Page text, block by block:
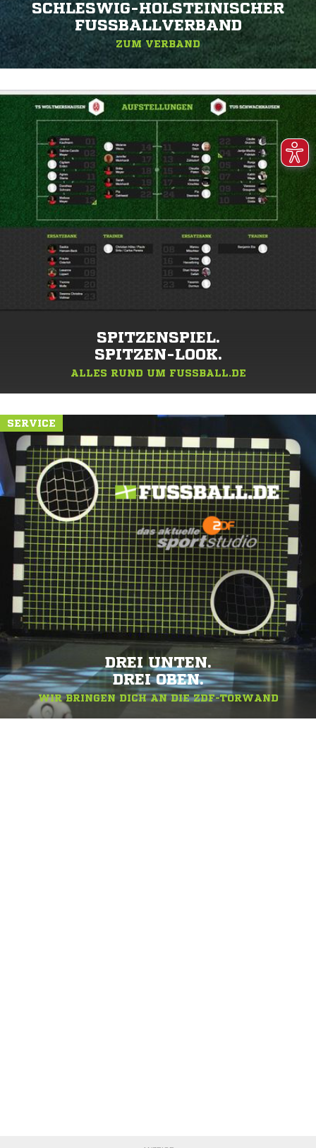
SCHLESWIG-HOLSTEINISCHER
FUSSBALLVERBAND
ZUM VERBAND
SPITZENSPIEL.
SPITZEN-LOOK.
ALLES RUND UM FUSSBALL.DE
SERVICE
DREI UNTEN.
DREI OBEN.
WIR BRINGEN DICH AN DIE ZDF-TORWAND